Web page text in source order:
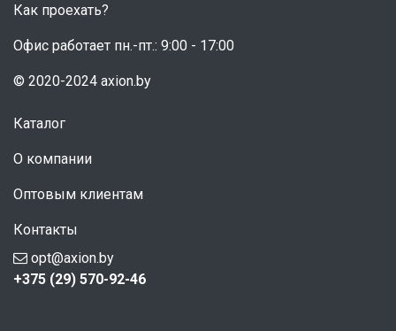
Как проехать?
Офис работает пн.-пт.: 9:00 - 17:00
© 2020-2024 axion.by
Каталог
О компании
Оптовым клиентам
Контакты
opt@axion.by
+375 (29) 570-92-46